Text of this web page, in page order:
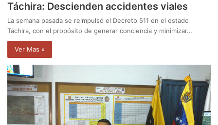
Táchira: Descienden accidentes viales
La semana pasada se reimpulsó el Decreto 511 en el estado
Táchira, con el propósito de generar conciencia y minimizar…
Ver Mas »